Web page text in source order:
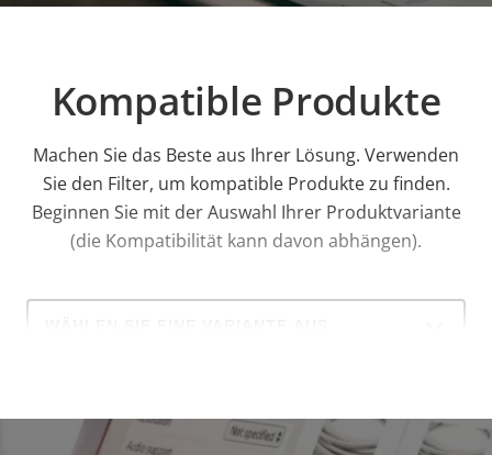
Kompatible Produkte
Machen Sie das Beste aus Ihrer Lösung. Verwenden
Sie den Filter, um kompatible Produkte zu finden.
Beginnen Sie mit der Auswahl Ihrer Produktvariante
(die Kompatibilität kann davon abhängen).
Select